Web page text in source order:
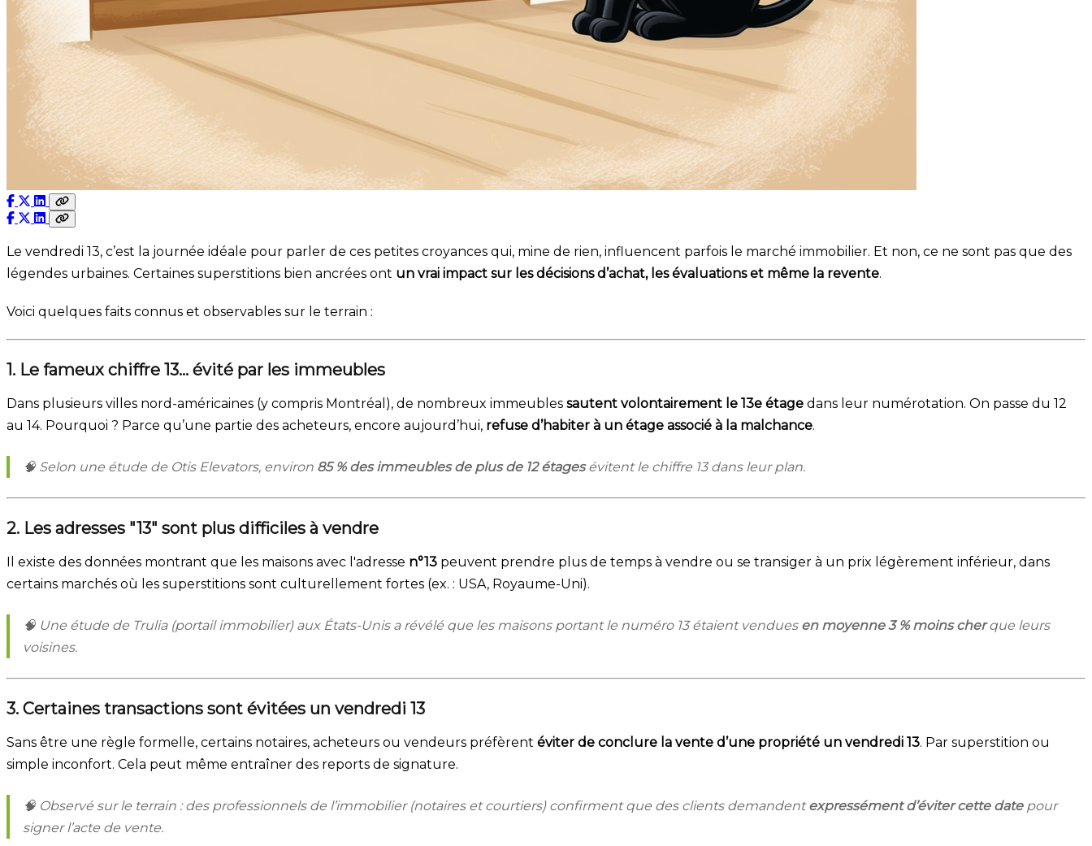
Le vendredi 13, c’est la journée idéale pour parler de ces petites croyances qui, mine de rien, influencent parfois le marché immobilier. Et non, ce ne sont pas que des
légendes urbaines. Certaines superstitions bien ancrées ont un vrai impact sur les décisions d’achat, les évaluations et même la revente.
Voici quelques faits connus et observables sur le terrain :
1. Le fameux chiffre 13… évité par les immeubles
Dans plusieurs villes nord-américaines (y compris Montréal), de nombreux immeubles sautent volontairement le 13e étage dans leur numérotation. On passe du 12
au 14. Pourquoi ? Parce qu’une partie des acheteurs, encore aujourd’hui, refuse d’habiter à un étage associé à la malchance.
🧠 Selon une étude de Otis Elevators, environ 85 % des immeubles de plus de 12 étagesévitent le chiffre 13 dans leur plan.
2. Les adresses "13" sont plus difficiles à vendre
Il existe des données montrant que les maisons avec l'adresse n°13 peuvent prendre plus de temps à vendre ou se transiger à un prix légèrement inférieur, dans
certains marchés où les superstitions sont culturellement fortes (ex. : USA, Royaume-Uni).
🧠 Une étude de Trulia (portail immobilier) aux États-Unis a révélé que les maisons portant le numéro 13 étaient vendues en moyenne 3 % moins cherque leurs
voisines.
3. Certaines transactions sont évitées un vendredi 13
Sans être une règle formelle, certains notaires, acheteurs ou vendeurs préfèrent éviter de conclure la vente d’une propriété un vendredi 13. Par superstition ou
simple inconfort. Cela peut même entraîner des reports de signature.
🧠 Observé sur le terrain : des professionnels de l’immobilier (notaires et courtiers) confirment que des clients demandentexpressément d’éviter cette datepour
signer l’acte de vente.